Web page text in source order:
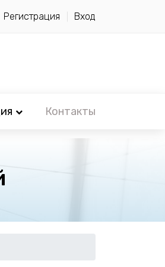
Регистрация Вход
Контакты